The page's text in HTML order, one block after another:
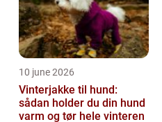
10 june 2026
Vinterjakke til hund:
sådan holder du din hund
varm og tør hele vinteren